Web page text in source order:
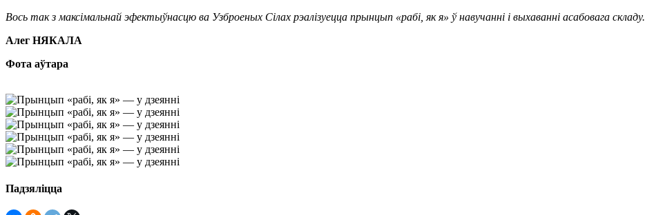
Вось так з максімальнай эфектыўнасцю ва Узброеных Сілах рэалізуецца прынцып «рабі, як я» ў навучанні і выхаванні асабовага складу.
Алег НЯКАЛА
Фота аўтара
Падзяліцца